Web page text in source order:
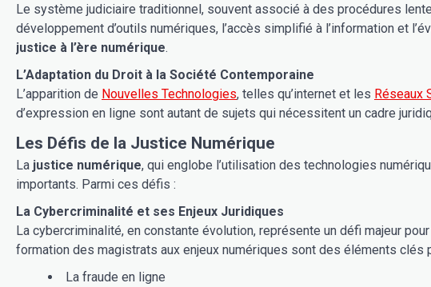
Le système judiciaire traditionnel, souvent associé à des procédures
développement d’outils numériques, l’accès simplifié à l’information et
justice à l’ère numérique.
L’Adaptation du Droit à la Société Contemporaine
L’apparition de Nouvelles Technologies, telles qu’internet et les Réseaux
d’expression en ligne sont autant de sujets qui nécessitent un cadre
Les Défis de la Justice Numérique
La justice numérique, qui englobe l’utilisation des technologies
importants. Parmi ces défis :
La Cybercriminalité et ses Enjeux Juridiques
La cybercriminalité, en constante évolution, représente un défi majeur
formation des magistrats aux enjeux numériques sont des éléments clés
La fraude en ligne